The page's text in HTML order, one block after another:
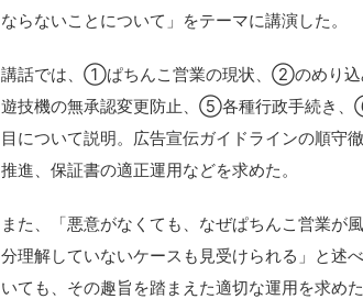
ならないことについて」をテーマに講演した。
講話では、①ぱちんこ営業の現状、②のめり
遊技機の無承認変更防止、⑤各種行政手続
目について説明。広告宣伝ガイドラインの順守
推進、保証書の適正運用などを求めた。
また、「悪意がなくても、なぜぱちんこ営業が
分理解していないケースも見受けられる」と述
いても、その趣旨を踏まえた適切な運用を求めた